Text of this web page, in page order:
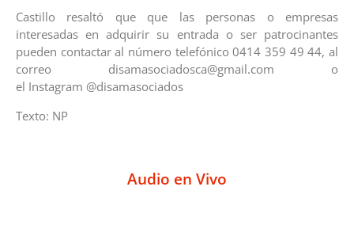
Castillo resaltó que que las personas o empresas
interesadas en adquirir su entrada o ser patrocinantes
pueden contactar al número telefónico 0414 359 49 44, al
correo disamasociadosca@gmail.com o
el Instagram @disamasociados
Texto: NP
Audio en Vivo